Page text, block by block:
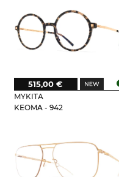
MYKITA
KEOMA - 942
515,00 €